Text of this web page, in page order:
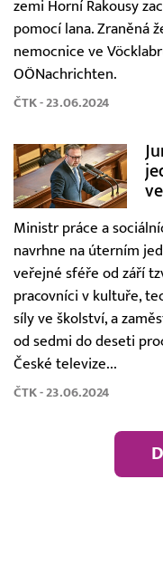
zemi Horní Rakousy
pomocí lana. Zraněná
nemocnice ve
OÖNachrichten.
ČTK - 23.06.2024
Ministr práce a
navrhne na úterním
veřejné sféře od září
pracovníci v kultuře,
síly ve školství, a
od sedmi do deseti
České televize...
ČTK - 23.06.2024